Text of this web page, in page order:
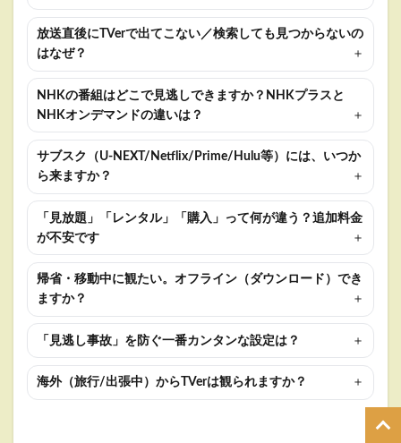
放送直後にTVerで出てこない／検索しても見つからないの
はなぜ？
NHKの番組はどこで見逃しできますか？NHKプラスと
NHKオンデマンドの違いは？
サブスク（U-NEXT/Netflix/Prime/Hulu等）には、いつか
ら来ますか？
「見放題」「レンタル」「購入」って何が違う？追加料金
が不安です
帰省・移動中に観たい。オフライン（ダウンロード）でき
ますか？
「見逃し事故」を防ぐ一番カンタンな設定は？
海外（旅行/出張中）からTVerは観られますか？